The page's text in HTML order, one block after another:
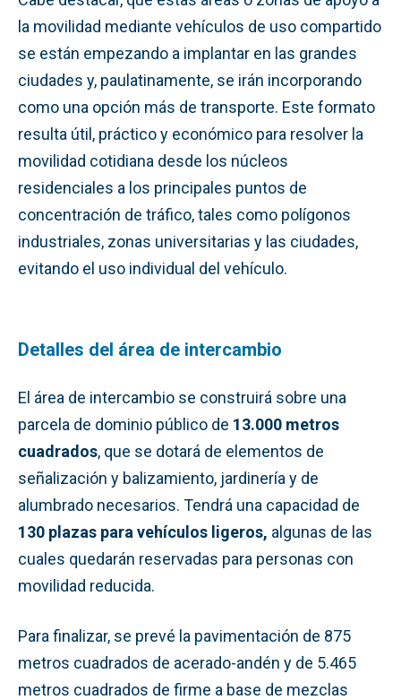
la movilidad mediante vehículos de uso compartido
se están empezando a implantar en las grandes
ciudades y, paulatinamente, se irán incorporando
como una opción más de transporte. Este formato
resulta útil, práctico y económico para resolver la
movilidad cotidiana desde los núcleos
residenciales a los principales puntos de
concentración de tráfico, tales como polígonos
industriales, zonas universitarias y las ciudades,
evitando el uso individual del vehículo.
Detalles del área de intercambio
El área de intercambio se construirá sobre una
parcela de dominio público de 13.000 metros
cuadrados, que se dotará de elementos de
señalización y balizamiento, jardinería y de
alumbrado necesarios. Tendrá una capacidad de
130 plazas para vehículos ligeros, algunas de las
cuales quedarán reservadas para personas con
movilidad reducida.
Para finalizar, se prevé la pavimentación de 875
metros cuadrados de acerado-andén y de 5.465
metros cuadrados de firme a base de mezclas